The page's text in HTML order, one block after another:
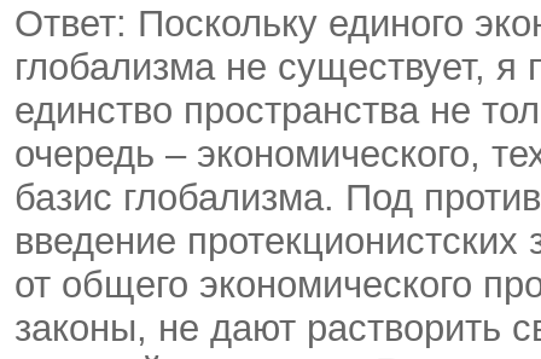
Ответ: Поскольку единого
глобализма не существует,
единство пространства не
очередь – экономического,
базис глобализма. Под
введение
от общего экономического
законы, не дают растворить